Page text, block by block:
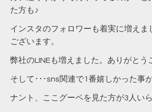
た方も♪
インスタのフォロワーも着実に増えま
ございます。
弊社のLINEも増えました。ありがとう
そして･･･sns関連で1番嬉しかった事
ナント、ここグーペを見た方が3人い